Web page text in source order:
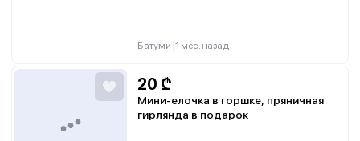
Батуми 1 мес. назад
20 ₾
Мини-елочка в горшке, пряничная
гирлянда в подарок